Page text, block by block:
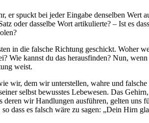
er spuckt bei jeder Eingabe denselben
oder dasselbe Wort artikulierte? – Ist es
in die falsche Richtung geschickt. Woher
Wie kannst du das herausfinden? Nun,
weist.
wir, dem wir unterstellen, wahre und
selbst bewusstes Lebewesen. Das
wir Handlungen ausführen, gelten uns
dass es falsch wäre zu sagen: „Dein Hirn